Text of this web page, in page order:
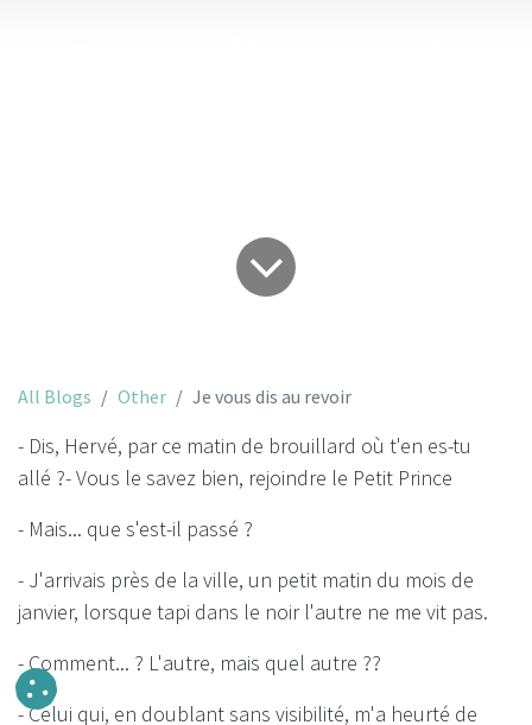
All Blogs Other Je vous dis au revoir
- Dis, Hervé, par ce matin de brouillard où t'en es-tu
allé ?- Vous le savez bien, rejoindre le Petit Prince
- Mais... que s'est-il passé ?
- J'arrivais près de la ville, un petit matin du mois de
janvier, lorsque tapi dans le noir l'autre ne me vit pas.
- Comment... ? L'autre, mais quel autre ??
- Celui qui, en doublant sans visibilité, m'a heurté de